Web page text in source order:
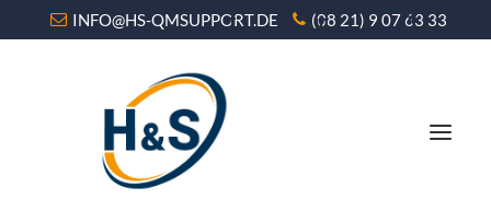
INFO@HS-QMSUPPORT.DE (08 21) 9 07 63 33